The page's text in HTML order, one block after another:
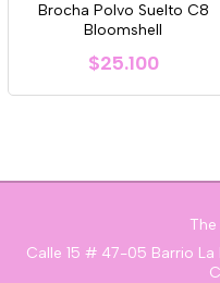
Brocha Polvo Suelto C8
Bloomshell
$25.100
Calle 15 # 47-05 Barrio